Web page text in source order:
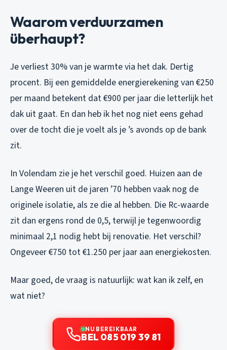
Waarom verduurzamen
überhaupt?
Je verliest 30% van je warmte via het dak. Dertig
procent. Bij een gemiddelde energierekening van €250
per maand betekent dat €900 per jaar die letterlijk het
dak uit gaat. En dan heb ik het nog niet eens gehad
over de tocht die je voelt als je ’s avonds op de bank
zit.
In Volendam zie je het verschil goed. Huizen aan de
Lange Weeren uit de jaren ’70 hebben vaak nog de
originele isolatie, als ze die al hebben. Die Rc-waarde
zit dan ergens rond de 0,5, terwijl je tegenwoordig
minimaal 2,1 nodig hebt bij renovatie. Het verschil?
Ongeveer €750 tot €1.250 per jaar aan energiekosten.
Maar goed, de vraag is natuurlijk: wat kan ik zelf, en
wat niet?
NU BEREIKBAAR
BEL 085 019 39 81